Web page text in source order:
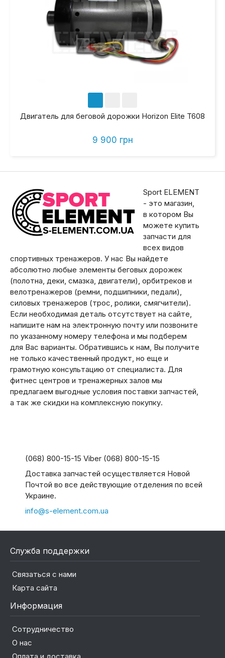
Двигатель для беговой дорожки Horizon Elite T608
9 900 грн
Sport ELEMENT
- это магазин,
в котором Вы
можете купить
запчасти для
всех видов
спортивных тренажеров. У нас Вы найдете
абсолютно любые элементы беговых дорожек
(полотна, деки, смазка, двигатели), орбитреков и
велотренажеров (ремни, подшипники, педали),
силовых тренажеров (трос, ролики, смягчители).
Если необходимая деталь отсутствует на сайте,
напишите нам на электронную почту или позвоните
по указанному номеру телефона и мы подберем
для Вас варианты. Обратившись к нам, Вы получите
не только качественный продукт, но еще и
грамотную консультацию от специалиста. Для
фитнес центров и тренажерных залов мы
предлагаем выгодные условия поставки запчастей,
а так же скидки на комплексную покупку.
(068) 800-15-15 Viber (068) 800-15-15
Доставка запчастей осуществляется Новой
Почтой во все действующие отделения по всей
Украине.
info@s-element.com.ua
Служба поддержки
Связаться с нами
Карта сайта
Информация
Сотрудничество
О нас